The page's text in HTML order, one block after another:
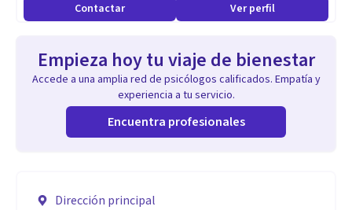
Contactar Ver perfil
Empieza hoy tu viaje de bienestar
Accede a una amplia red de psicólogos calificados. Empatía y
experiencia a tu servicio.
Encuentra profesionales
Dirección principal